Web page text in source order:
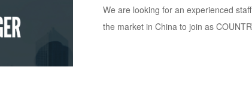
We are looking for an experienced
the market in China to join as